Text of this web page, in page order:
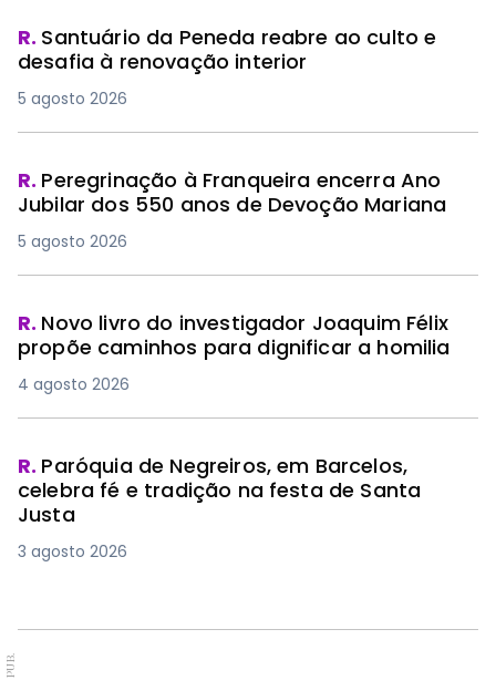
R. Santuário da Peneda reabre ao culto e
desafia à renovação interior
5 agosto 2026
R. Peregrinação à Franqueira encerra Ano
Jubilar dos 550 anos de Devoção Mariana
5 agosto 2026
R. Novo livro do investigador Joaquim Félix
propõe caminhos para dignificar a homilia
4 agosto 2026
R. Paróquia de Negreiros, em Barcelos,
celebra fé e tradição na festa de Santa
Justa
3 agosto 2026
PUB.